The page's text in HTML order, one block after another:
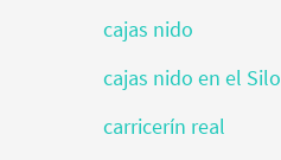
cajas nido
cajas nido en el Silo
carricerín real